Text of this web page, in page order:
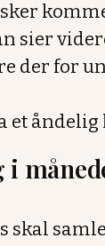
sier
der for
et åndelig
i
skal